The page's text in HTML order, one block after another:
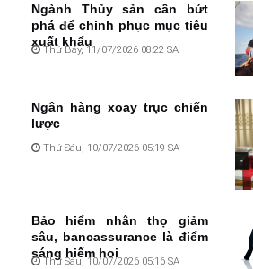
Ngành Thủy sản cần bứt
phá để chinh phục mục tiêu
xuất khẩu
Thứ Bảy, 11/07/2026 08:22 SA
Ngân hàng xoay trục chiến
lược
Thứ Sáu, 10/07/2026 05:19 SA
Bảo hiểm nhân thọ giảm
sâu, bancassurance là điểm
sáng hiếm hoi
Thứ Sáu, 10/07/2026 05:16 SA